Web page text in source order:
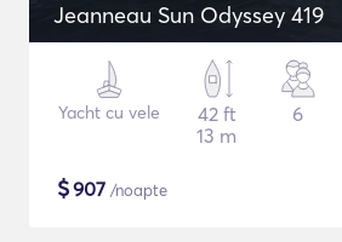
Jeanneau Sun Odyssey 419
Yacht cu vele
42 ft
13 m
6
$907 /noapte